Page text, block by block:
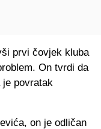
prvi čovjek kluba
On tvrdi da
povratak
on je odličan